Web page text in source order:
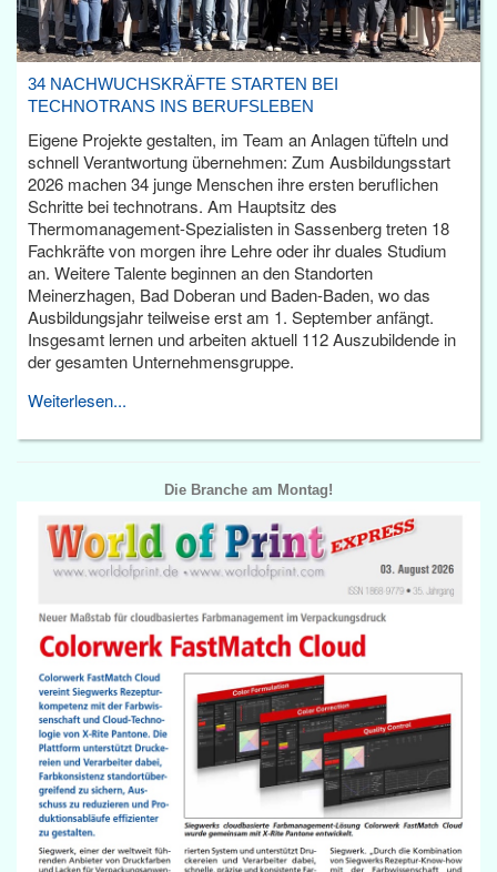
34 NACHWUCHSKRÄFTE STARTEN BEI
TECHNOTRANS INS BERUFSLEBEN
Eigene Projekte gestalten, im Team an Anlagen tüfteln und
schnell Verantwortung übernehmen: Zum Ausbildungsstart
2026 machen 34 junge Menschen ihre ersten beruflichen
Schritte bei technotrans. Am Hauptsitz des
Thermomanagement-Spezialisten in Sassenberg treten 18
Fachkräfte von morgen ihre Lehre oder ihr duales Studium
an. Weitere Talente beginnen an den Standorten
Meinerzhagen, Bad Doberan und Baden-Baden, wo das
Ausbildungsjahr teilweise erst am 1. September anfängt.
Insgesamt lernen und arbeiten aktuell 112 Auszubildende in
der gesamten Unternehmensgruppe.
Weiterlesen...
Die Branche am Montag!